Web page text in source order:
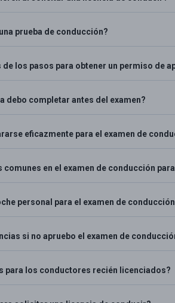
prueba de conducción?
los pasos para obtener un permiso de
debo completar antes del examen?
eficazmente para el examen de
en el examen de conducción
personal para el examen de
si no apruebo el examen de
para los conductores recién licenciados?